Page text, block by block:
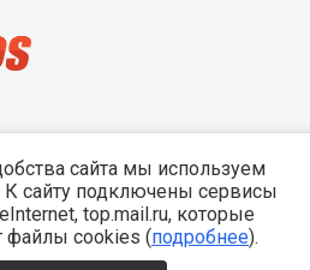
сайта мы используем
К сайту подключены сервисы
top.mail.ru, которые
файлы cookies (подробнее).